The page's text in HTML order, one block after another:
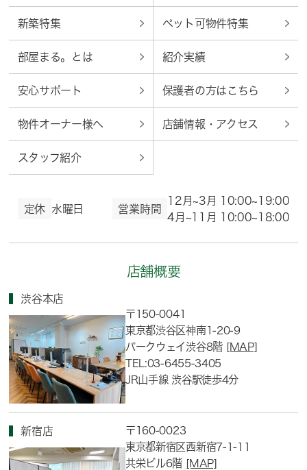
新築特集 ペット可物件特集
部屋まる。とは 紹介実績
安心サポート 保護者の方はこちら
物件オーナー様へ 店舗情報・アクセス
スタッフ紹介
定休 水曜日 営業時間
12月~3月 10:00~19:00
4月~11月 10:00~18:00
店舗概要
渋谷本店
〒150-0041
東京都渋谷区神南1-20-9
パークウェイ渋谷8階 [MAP]
TEL:03-6455-3405
JR山手線 渋谷駅徒歩4分
新宿店
〒160-0023
東京都新宿区西新宿7-1-11
共栄ビル6階 [MAP]